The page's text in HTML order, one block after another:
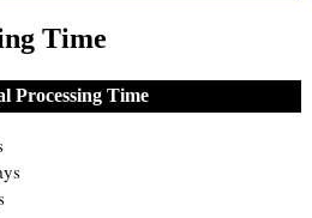
Time
Processing Time